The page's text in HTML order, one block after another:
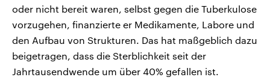
oder nicht bereit waren, selbst gegen die Tuberkulose
vorzugehen, finanzierte er Medikamente, Labore und
den Aufbau von Strukturen. Das hat maßgeblich dazu
beigetragen, dass die Sterblichkeit seit der
Jahrtausendwende um über 40% gefallen ist.